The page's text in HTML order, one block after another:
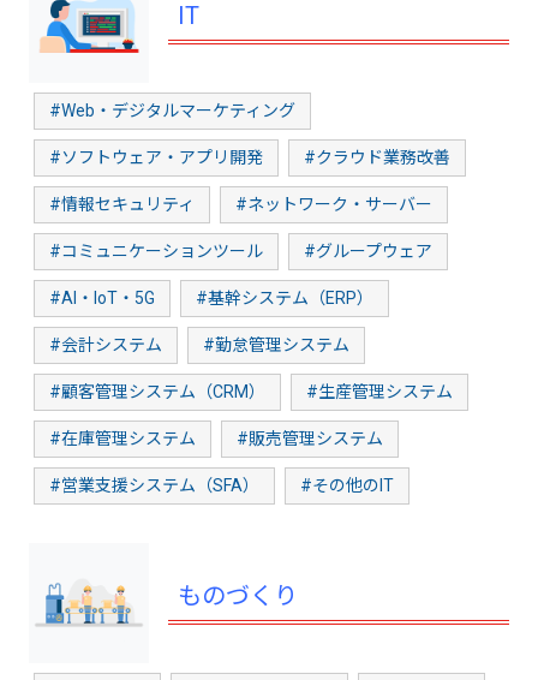
IT
#Web・デジタルマーケティング
#ソフトウェア・アプリ開発 #クラウド業務改善
#情報セキュリティ #ネットワーク・サーバー
#コミュニケーションツール #グループウェア
#AI・IoT・5G #基幹システム（ERP）
#会計システム #勤怠管理システム
#顧客管理システム（CRM） #生産管理システム
#在庫管理システム #販売管理システム
#営業支援システム（SFA） #その他のIT
ものづくり